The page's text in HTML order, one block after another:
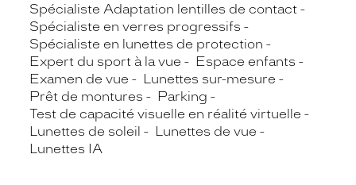
Spécialiste Adaptation lentilles de contact
Spécialiste en verres progressifs
Spécialiste en lunettes de protection
Expert du sport à la vue
Espace enfants
Examen de vue
Lunettes sur-mesure
Prêt de montures
Parking
Test de capacité visuelle en réalité virtuelle
Lunettes de soleil
Lunettes de vue
Lunettes IA